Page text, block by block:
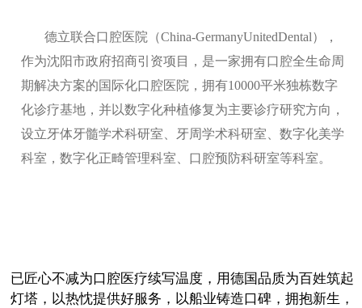
德立联合口腔医院（China-GermanyUnitedDental），
作为沈阳市政府招商引资项目，是一家拥有口腔全生命周
期解决方案的国际化口腔医院，拥有10000平米独栋数字
化诊疗基地，并以数字化种植修复为主要诊疗研究方向，
设立牙体牙髓学术科研室、牙周学术科研室、数字化美学
科室，数字化正畸管理科室、口腔预防科研室等科室。
已匠心不减为口腔医疗续写温度，用德国品质为百姓筑起
灯塔，以热忱提供好服务，以船业铸造口碑，拥抱新生，